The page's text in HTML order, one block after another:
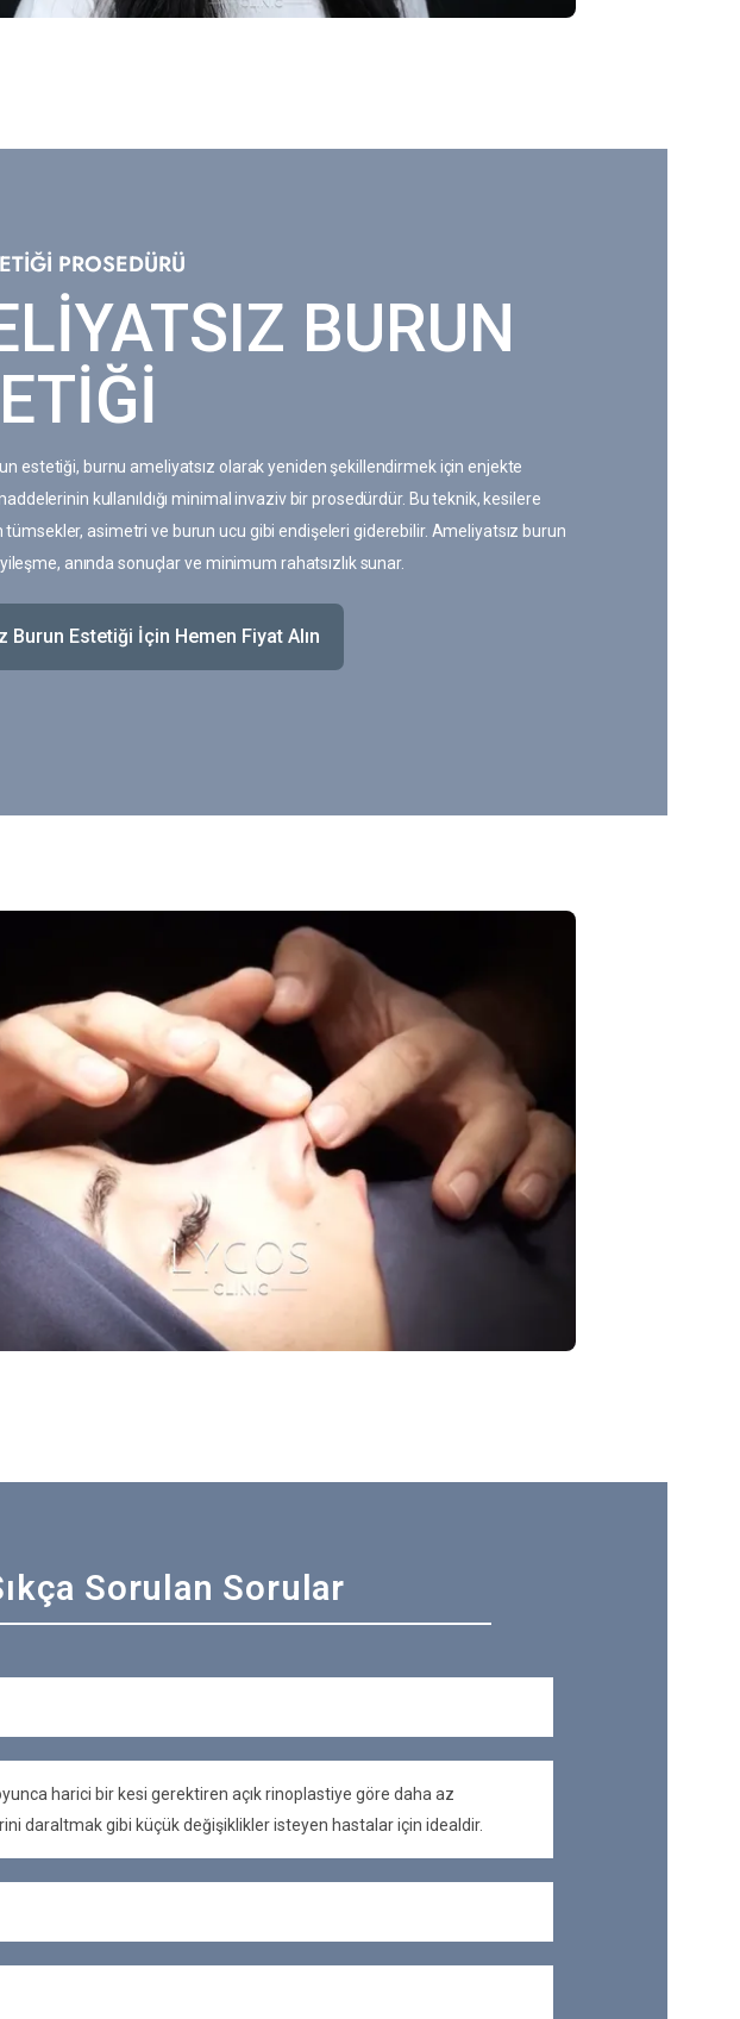
PROSEDÜRÜ
BURUN
estetiği, burnu ameliyatsız olarak yeniden şekillendirmek için enjekte
kullanıldığı minimal invaziv bir prosedürdür. Bu teknik, kesilere
asimetri ve burun ucu gibi endişeleri giderebilir. Ameliyatsız burun
anında sonuçlar ve minimum rahatsızlık sunar.
Burun Estetiği İçin Hemen Fiyat Alın
Sorulan Sorular
harici bir kesi gerektiren açık rinoplastiye göre daha az
daraltmak gibi küçük değişiklikler isteyen hastalar için idealdir.